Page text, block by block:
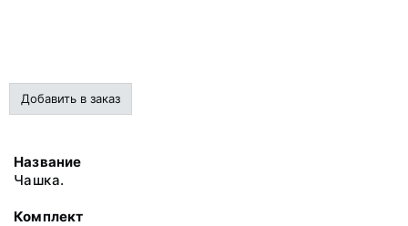
Добавить в заказ
Название
Чашка.
Комплект